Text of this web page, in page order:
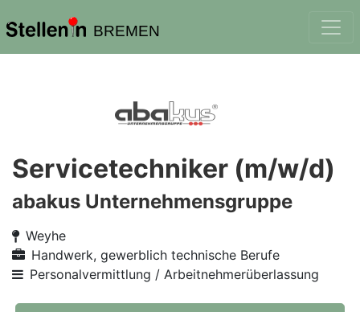
BREMEN
Servicetechniker (m/w/d)
abakus Unternehmensgruppe
Weyhe
Handwerk, gewerblich technische Berufe
Personalvermittlung / Arbeitnehmerüberlassung